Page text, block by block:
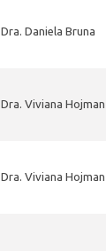
Dra. Daniela Bruna
Dra. Viviana Hojman
Dra. Viviana Hojman